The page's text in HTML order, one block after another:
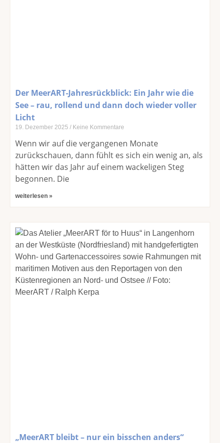
Der MeerART-Jahresrückblick: Ein Jahr wie die
See – rau, rollend und dann doch wieder voller
Licht
19. Dezember 2025 Keine Kommentare
Wenn wir auf die vergangenen Monate
zurückschauen, dann fühlt es sich ein wenig an, als
hätten wir das Jahr auf einem wackeligen Steg
begonnen. Die
weiterlesen »
„MeerART bleibt – nur ein bisschen anders“